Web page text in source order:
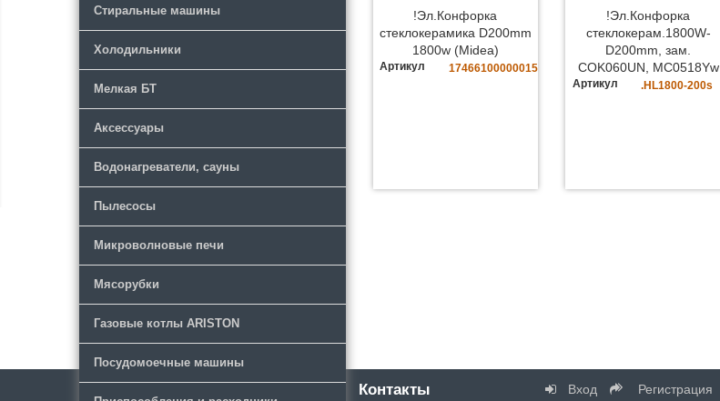
Стиральные машины
Холодильники
Мелкая БТ
Аксессуары
Водонагреватели, сауны
Пылесосы
Микроволновые печи
Мясорубки
Газовые котлы ARISTON
Посудомоечные машины
!Эл.Конфорка
стеклокерамика D200mm
1800w (Midea)
Артикул 17466100000015
!Эл.Конфорка
стеклокерам.1800W-
D200mm, зам.
COK060UN, MC0518Yw
Артикул .HL1800-200s
Контакты Вход Регистрация